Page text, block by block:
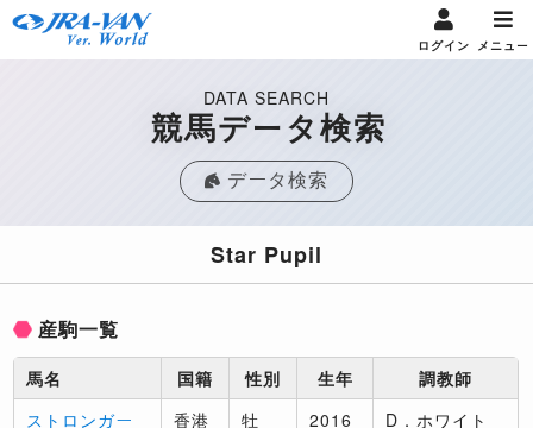
ログイン メニュー
DATA SEARCH
競馬データ検索
データ検索
Star Pupil
産駒一覧
馬名 国籍 性別 生年
調教師
ストロンガー
香港 牡 2016 D．ホワイト